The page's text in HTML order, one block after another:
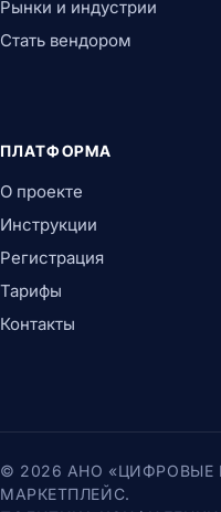
Рынки и индустрии
Стать вендором
ПЛАТФОРМА
О проекте
Инструкции
Регистрация
Тарифы
Контакты
© 2026 АНО
МАРКЕТПЛЕЙС.